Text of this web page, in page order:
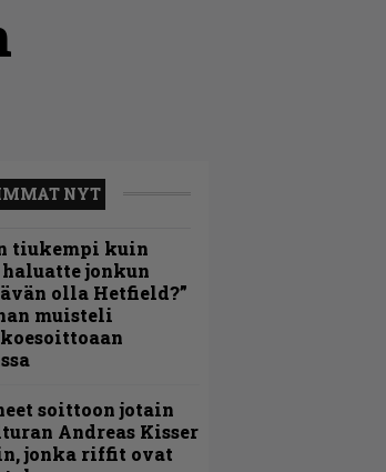
NYT
tiukempi kuin
jonkun
olla Hetfield?”
muisteli
soittoon jotain
Andreas Kisser
jonka riffit ovat